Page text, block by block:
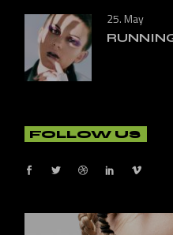
25. May
FOLLOW US